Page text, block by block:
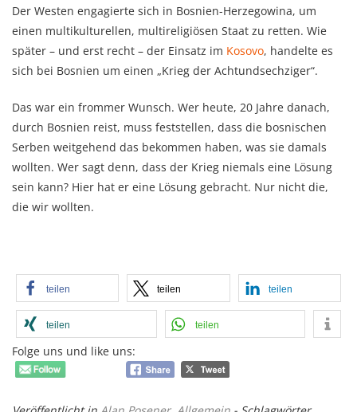
Der Westen engagierte sich in Bosnien-Herzegowina, um
einen multikulturellen, multireligiösen Staat zu retten. Wie
später – und erst recht – der Einsatz im Kosovo, handelte es
sich bei Bosnien um einen „Krieg der Achtundsechziger“.
Das war ein frommer Wunsch. Wer heute, 20 Jahre danach,
durch Bosnien reist, muss feststellen, dass die bosnischen
Serben weitgehend das bekommen haben, was sie damals
wollten. Wer sagt denn, dass der Krieg niemals eine Lösung
sein kann? Hier hat er eine Lösung gebracht. Nur nicht die,
die wir wollten.
teilen teilen teilen
teilen teilen
Folge uns und like uns: